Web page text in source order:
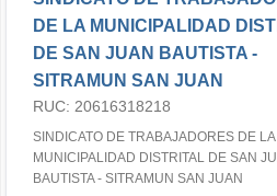
DE LA MUNICIPALIDAD
DE SAN JUAN BAUTISTA -
SITRAMUN SAN JUAN
RUC: 20616318218
SINDICATO DE TRABAJADORES DE LA
MUNICIPALIDAD DISTRITAL DE SAN
BAUTISTA - SITRAMUN SAN JUAN